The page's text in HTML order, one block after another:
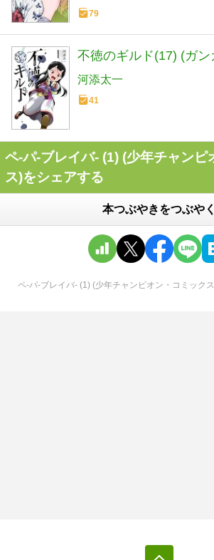
79
不徳のギルド(17) (ガ
河添太一
41
ペ-パ-ブレイバ- (1) (少年チャンピ
ス)をシェアする
本つぶやきをつぶやく
ペ-パ-ブレイバ- (1) (少年チャンピオン・コミック